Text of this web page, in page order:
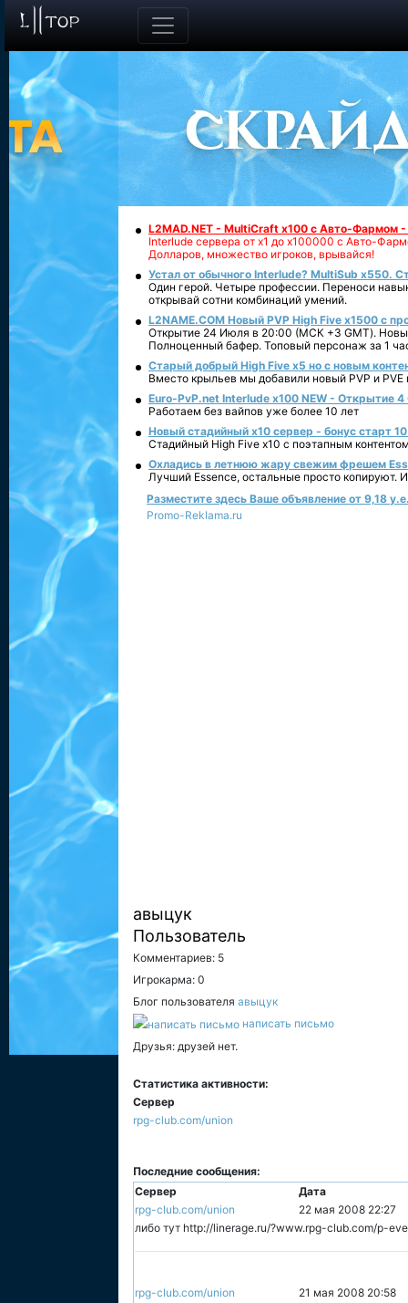
L2MAD.NET - MultiCraft x100 с Авто-Фармом
Interlude сервера от х1 до х100000 с Авто-
Долларов, множество игроков, врывайся!
Устал от обычного Interlude? MultiSub x550.
Один герой. Четыре профессии. Переноси
открывай сотни комбинаций умений.
L2NAME.COM Новый PVP High Five x1500 с
Открытие 24 Июля в 20:00 (МСК +3 GMT).
Полноценный бафер. Топовый персонаж за 1
Старый добрый High Five x5 но с новым
Вместо крыльев мы добавили новый PVP и PVE
Euro-PvP.net Interlude х100 NEW - Открытие 4
Работаем без вайпов уже более 10 лет
Новый стадийный х10 сервер - бонус старт
Стадийный High Five x10 с поэтапным
Охладись в летнюю жару свежим фрешем
Лучший Essence, остальные просто копируют.
Разместите здесь Ваше объявление от 9,18
Promo-Reklama.ru
авыцук
Пользователь
Комментариев: 5
Игрокарма: 0
Блог пользователя авыцук
написать письмо
Друзья: друзей нет.
Статистика активности:
Сервер
rpg-club.com/union
Последние сообщения:
Сервер
Дата
rpg-club.com/union
22 мая 2008 22:27
либо тут http://linerage.ru/?www.rpg-club.com/p-
rpg-club.com/union
21 мая 2008 20:58